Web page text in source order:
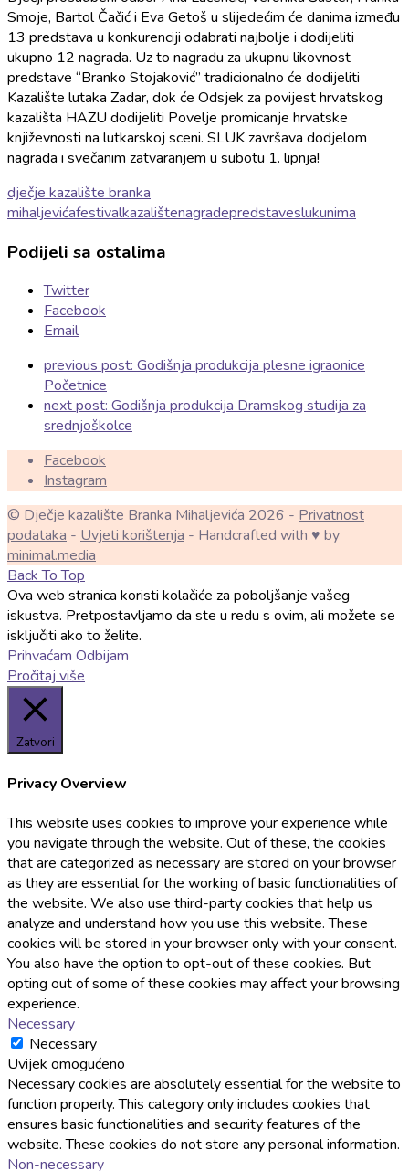
Smoje, Bartol Čačić i Eva Getoš u slijedećim će danima između
13 predstava u konkurenciji odabrati najbolje i dodijeliti
ukupno 12 nagrada. Uz to nagradu za ukupnu likovnost
predstave “Branko Stojaković” tradicionalno će dodijeliti
Kazalište lutaka Zadar, dok će Odsjek za povijest hrvatskog
kazališta HAZU dodijeliti Povelje promicanje hrvatske
književnosti na lutkarskoj sceni. SLUK završava dodjelom
nagrada i svečanim zatvaranjem u subotu 1. lipnja!
dječje kazalište branka
mihaljevićafestivalkazalištenagradepredstaveslukunima
Podijeli sa ostalima
Twitter
Facebook
Email
previous post: Godišnja produkcija plesne igraonice
Početnice
next post: Godišnja produkcija Dramskog studija za
srednjoškolce
Facebook
Instagram
© Dječje kazalište Branka Mihaljevića 2026 - Privatnost
podataka - Uvjeti korištenja - Handcrafted with ♥ by
minimal.media
Back To Top
Ova web stranica koristi kolačiće za poboljšanje vašeg
iskustva. Pretpostavljamo da ste u redu s ovim, ali možete se
isključiti ako to želite.
Prihvaćam Odbijam
Pročitaj više
Zatvori
Privacy Overview
This website uses cookies to improve your experience while
you navigate through the website. Out of these, the cookies
that are categorized as necessary are stored on your browser
as they are essential for the working of basic functionalities of
the website. We also use third-party cookies that help us
analyze and understand how you use this website. These
cookies will be stored in your browser only with your consent.
You also have the option to opt-out of these cookies. But
opting out of some of these cookies may affect your browsing
experience.
Necessary
Necessary
Uvijek omogućeno
Necessary cookies are absolutely essential for the website to
function properly. This category only includes cookies that
ensures basic functionalities and security features of the
website. These cookies do not store any personal information.
Non-necessary